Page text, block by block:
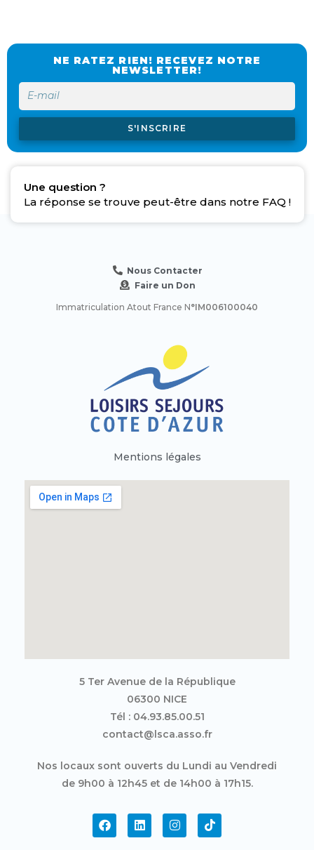
NE RATEZ RIEN! RECEVEZ NOTRE
NEWSLETTER!
S'INSCRIRE
Une question ?
La réponse se trouve peut-être dans notre FAQ !
Nous Contacter
Faire un Don
Immatriculation Atout France N°IM006100040
Mentions légales
5 Ter Avenue de la République
06300 NICE
Tél : 04.93.85.00.51
contact@lsca.asso.fr
Nos locaux sont ouverts du Lundi au Vendredi
de 9h00 à 12h45 et de 14h00 à 17h15.